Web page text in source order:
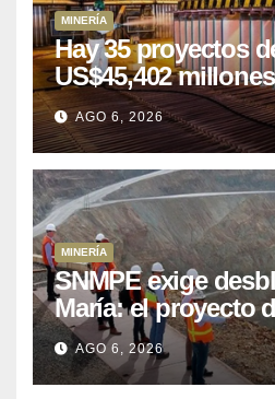
MINERÍA
Hay 35 proyectos
US$45,402
puede aprovechar
AGO 6, 2026
MINERÍA
SNMPE exige
María: el proyecto
que Perú lleva 15
posponiendo
AGO 6, 2026